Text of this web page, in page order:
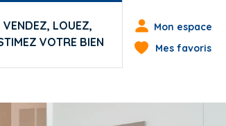
VENDEZ, LOUEZ,
VOTRE BIEN
Menu
Mon espace
Mes favoris